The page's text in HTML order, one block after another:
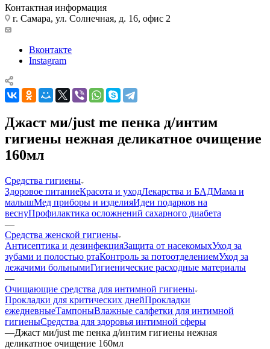
Контактная информация
г. Самара, ул. Солнечная, д. 16, офис 2
Вконтакте
Instagram
Джаст ми/just me пенка д/интим
гигиены нежная деликатное очищение
160мл
Средства гигиены
Здоровое питаниеКрасота и уходЛекарства и БАДМама и
малышМед приборы и изделияИдеи подарков на
веснуПрофилактика осложнений сахарного диабета
—
Средства женской гигиены
Антисептика и дезинфекцияЗащита от насекомыхУход за
зубами и полостью ртаКонтроль за потоотделениемУход за
лежачими больнымиГигиенические расходные материалы
—
Очищающие средства для интимной гигиены
Прокладки для критических днейПрокладки
ежедневныеТампоныВлажные салфетки для интимной
гигиеныСредства для здоровья интимной сферы
—Джаст ми/just me пенка д/интим гигиены нежная
деликатное очищение 160мл